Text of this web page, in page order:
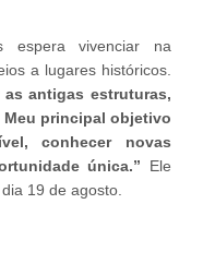
espera vivenciar na
a lugares históricos.
as antigas estruturas,
principal objetivo
conhecer novas
única.” Ele
19 de agosto.